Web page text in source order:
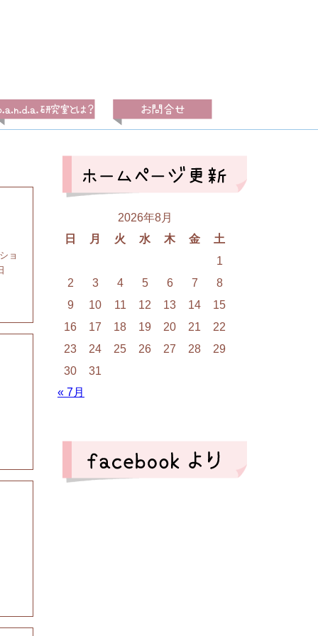
ョ
2026年8月
日
月 火 水 木 金
土
1
2
3 4 5 6 7
8
9
10 11 12 13 14
15
16
17 18 19 20 21
22
23
24 25 26 27 28
29
30
31
« 7月